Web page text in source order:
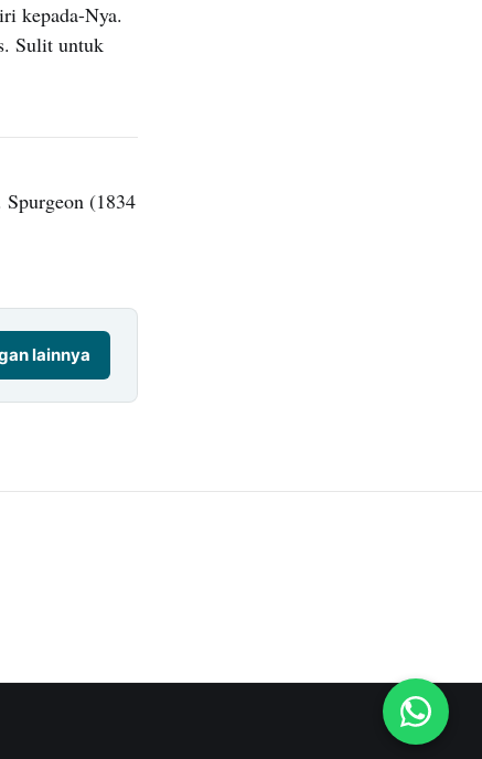
kepada-Nya.
Sulit untuk
(1834
lainnya